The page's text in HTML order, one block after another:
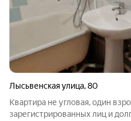
Лысьвенская улица,80
Квартира не угловая, один
зарегистрированных лиц и